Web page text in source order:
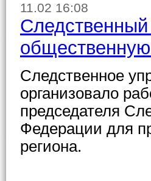
11.02 16:08
Следственное
организовало
председателя
Федерации для
региона.